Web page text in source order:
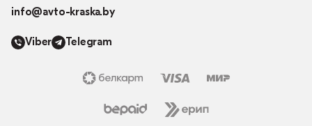
info@avto-kraska.by
Viber Telegram